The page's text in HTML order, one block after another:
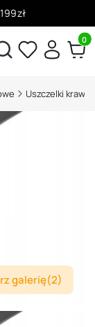
Otwórz wyszukiwarkę
galerię(2)